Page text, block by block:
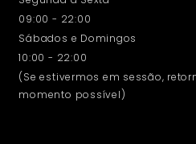
09:00 - 22:00
Sábados e Domingos
10:00 - 22:00
(Se estivermos em sessão,
momento possível)